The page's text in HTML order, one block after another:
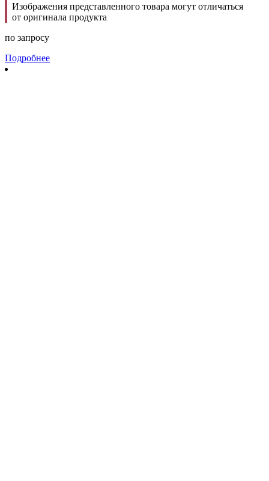
Изображения представленного товара могут отличаться
от оригинала продукта
по запросу
Подробнее